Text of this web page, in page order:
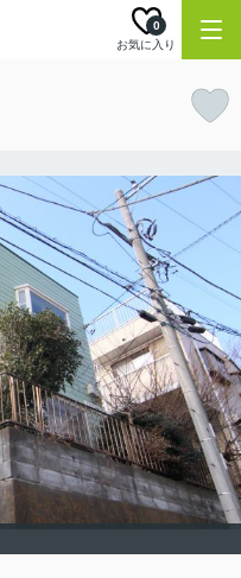
お気に入り
0